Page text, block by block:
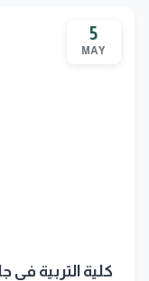
5
MAY
كلية التربية